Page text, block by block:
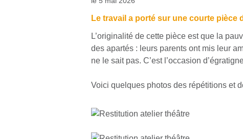
Le travail a porté sur une courte pièce
L’originalité de cette pièce est que la
des apartés : leurs parents ont mis leur
ne le sait pas. C’est l’occasion
Voici quelques photos des répétitions et